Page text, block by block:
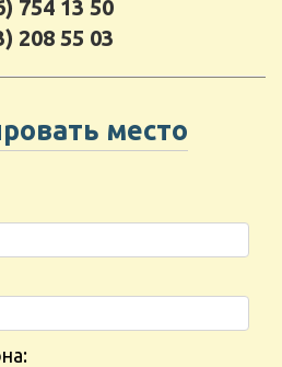
754 13 50
208 55 03
место